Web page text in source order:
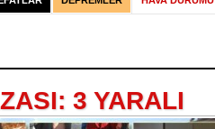
3 YARALI